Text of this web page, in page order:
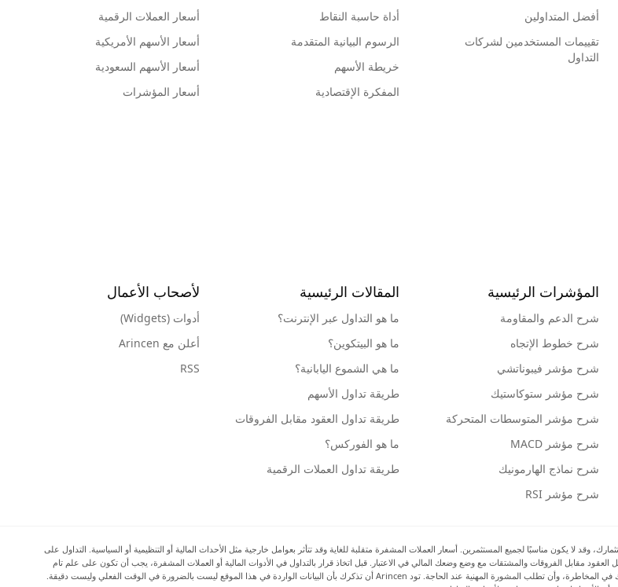
أفضل المتداولين
تقييمات المستخدمين لشركات
التداول
أداة حاسبة النقاط
الرسوم البيانية المتقدمة
خريطة الأسهم
المفكرة الإقتصادية
أسعار العملات الرقمية
أسعار الأسهم الأمريكية
أسعار الأسهم السعودية
أسعار المؤشرات
المؤشرات الرئيسية
شرح الدعم والمقاومة
شرح خطوط الإتجاه
شرح مؤشر فيبوناتشي
شرح مؤشر ستوكاستيك
شرح مؤشر المتوسطات المتحركة
شرح مؤشر MACD
شرح نماذج الهارمونيك
شرح مؤشر RSI
المقالات الرئيسية
ما هو التداول عبر الإنترنت؟
ما هو البيتكوين؟
ما هي الشموع اليابانية؟
طريقة تداول الأسهم
طريقة تداول العقود مقابل الفروقات
ما هو الفوركس؟
طريقة تداول العملات الرقمية
لأصحاب الأعمال
أدوات (Widgets)
أعلن مع Arincen
RSS
لا يكون مناسبًا لجميع المستثمرين. أسعار العملات المشفرة متقلبة للغاية وقد تتأثر بعوامل خارجية مثل الأحداث المالية أو التنظيمية أو السياسية. التداول على
العقود مقابل الفروقات والمشتقات مع وضع وضعك المالي في الاعتبار. قبل اتخاذ قرار بالتداول في الأدوات المالية أو العملات المشفرة، يجب أن تكون على علم تام
بالمخاطر والتكاليف المرتبطة بالتداول في الأسواق المالية، وأن تفكر بعناية في أهدافك الاستثمارية ومستوى خبرتك ورغبتك في المخاطرة، وأن تطلب المشورة المهنية عند الحاجة. تود Arincen أن تذكرك بأن البيانات الواردة في هذا الموقع ليست بالضرورة في الوقت الفعلي وليست دقيقة.